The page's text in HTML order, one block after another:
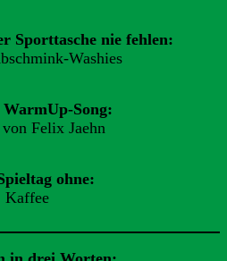
Sporttasche nie fehlen:
Washies
Song:
Felix Jaehn
ohne:
Kaffee